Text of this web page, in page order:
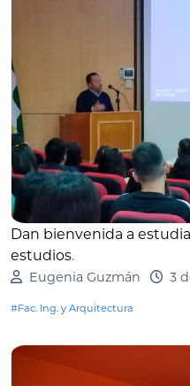
Dan bienvenida a
estudios.
Eugenia Guzmán 3
#Fac. Ing. y Arquitectura